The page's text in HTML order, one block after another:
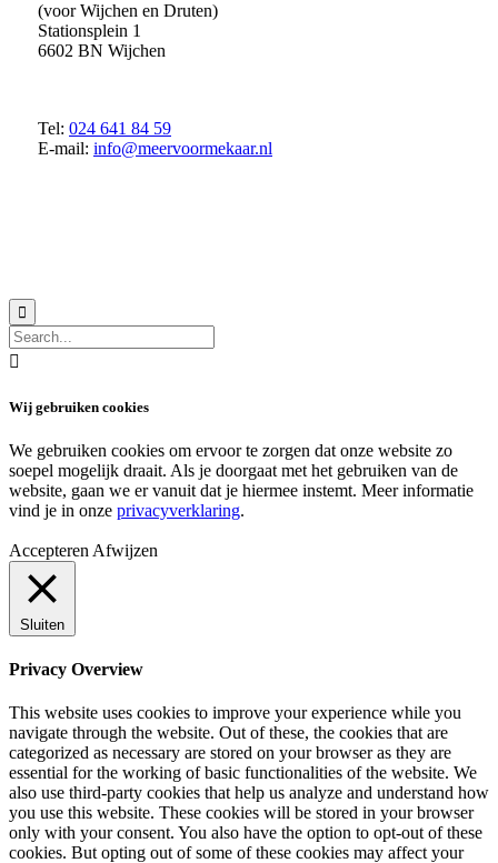
(voor Wijchen en Druten)
Stationsplein 1
6602 BN Wijchen
Tel: 024 641 84 59
E-mail: info@meervoormekaar.nl


Wij gebruiken cookies
We gebruiken cookies om ervoor te zorgen dat onze website zo
soepel mogelijk draait. Als je doorgaat met het gebruiken van de
website, gaan we er vanuit dat je hiermee instemt. Meer informatie
vind je in onze privacyverklaring.
Accepteren Afwijzen
Sluiten
Privacy Overview
This website uses cookies to improve your experience while you
navigate through the website. Out of these, the cookies that are
categorized as necessary are stored on your browser as they are
essential for the working of basic functionalities of the website. We
also use third-party cookies that help us analyze and understand how
you use this website. These cookies will be stored in your browser
only with your consent. You also have the option to opt-out of these
cookies. But opting out of some of these cookies may affect your